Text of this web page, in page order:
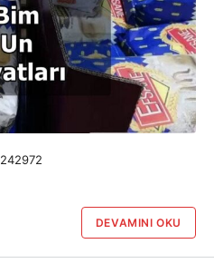
242972
DEVAMINI OKU